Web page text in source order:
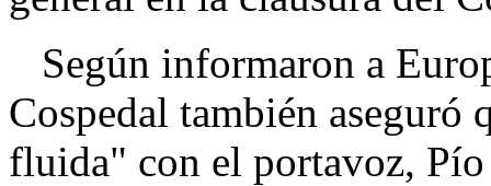
Según informaron a
Cospedal también aseguró
fluida" con el portavoz,